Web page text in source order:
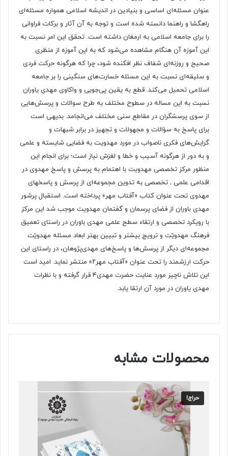
عنوان مسئله‌ای اساسی و بنیادین در اندیشه اسلامی همواره مسئله‌ای
راهگشا و راهنما دانسته‌ شده است و توجه به آن آثار و برکات فراوانی
را برای جامعه اسلامی به ارمغان داشته است. تحقق این امر نسبت به
این آموزه آن هنگام مشاهده می‌شود که به این آموزه از منظری
صحیح و روزنه‌ای شفاف نظر افکنده شود، چرا که هرگونه حرکت فردی
و سلیقه‌ای نسبت به این مسئله خسارت‌های سنگینی را بر جامعه
اسلامی تحمیل می‌کند. قطع به یقین پی‌جویی و واکاوی مهدی یاوران
نسبت به این مساله در سطوح مختلف به طرح سوالات و پرسش‌هایی
از سوی پرسشگران در مقاطع سنی مختلف می‌انجامد. بدیهی است
برای پاسخ به سؤالات و مجهولات و تجهیز در برابر شبهات و
گرایش‌های فکری ناصواب در مورد مهدویت به فضایی شایسته و علمی
و به دور از هرگونه آسیب‌ و خطا و لغزش نیاز است؛ برای انجام این
منظور مرکز تخصصی مهدویت با اهتمام به پرسش و پاسخ‌ مهدوی در
اقدامی علمی ـ‌ تخصصی به تدوین مجموعه‌ای از پرسش و پاسخهای
مهدوی تحت عنوان کتاب «آفتاب مهر» پرداخته است. استقبال پرشور
مهدی باوران از فضای پرسمان و گفتمان مهدویت موجب شد این مرکز
با رویکرد تخصصی و ارتقاء سطح علمی مهدی باوران در راستای تعمیق
فرهنگ مهدویّت و ترویج بیشتر و تبیین بهتر ابعاد مسئله مهدویّت
مجموعه‌ای دیگر از پرسش‌ها و پاسخ‌های مهدی‌پژوهان، در راستای این
حرکت ارزشمند را تحت عنوان «آفتاب مهر۲» منتشر نماید. امید است
این تلاش ناچیز مورد عنایت حضرت مهدی۴ قرار گرفته و با نظرات
مهدی یاوران در مورد آن ارتقا یابد.
محصولات مشابه
حراج!